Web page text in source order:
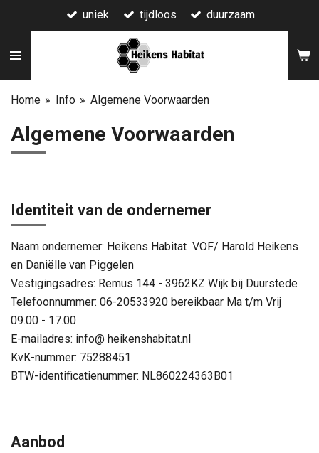
direct
naar
uniek tijdloos duurzaam
Home » Info » Algemene Voorwaarden
Algemene Voorwaarden
Identiteit van de ondernemer
Naam ondernemer: Heikens Habitat VOF/ Harold Heikens
en Daniëlle van Piggelen
Vestigingsadres: Remus 144 - 3962KZ Wijk bij Duurstede
Telefoonnummer: 06-20533920 bereikbaar Ma t/m Vrij
09.00 - 17.00
E-mailadres: info@ heikenshabitat.nl
KvK-nummer: 75288451
BTW-identificatienummer: NL860224363B01
Aanbod